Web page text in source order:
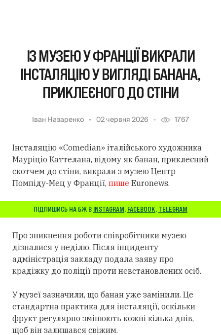
ІЗ МУЗЕЮ У ФРАНЦІЇ ВИКРАЛИ
ІНСТАЛЯЦІЮ У ВИГЛЯДІ БАНАНА,
ПРИКЛЕЄНОГО ДО СТІНИ
Іван Назаренко 02 червня 2026 1767
Інсталяцію «Comedian» італійського художника
Мауріціо Каттелана, відому як банан, приклеєний
скотчем до стіни, викрали з музею Центр
Помпіду-Мец у Франції, пише Euronews.
ПІДПИШИСЬ НА БЖ В INSTAGRAM, FACEBOOK, TELEGRAM
Про зникнення роботи співробітники музею
дізналися у неділю. Після інциденту
адміністрація закладу подала заяву про
крадіжку до поліції проти невстановлених осіб.
У музеї зазначили, що банан уже замінили. Це
стандартна практика для інсталяції, оскільки
фрукт регулярно змінюють кожні кілька днів,
щоб він залишався свіжим.